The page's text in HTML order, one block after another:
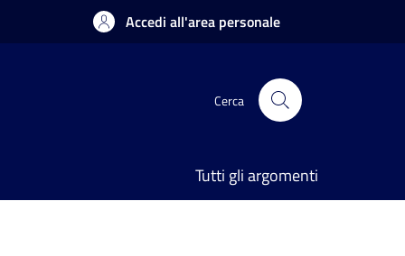
Accedi all'area personale
Cerca
Tutti gli argomenti